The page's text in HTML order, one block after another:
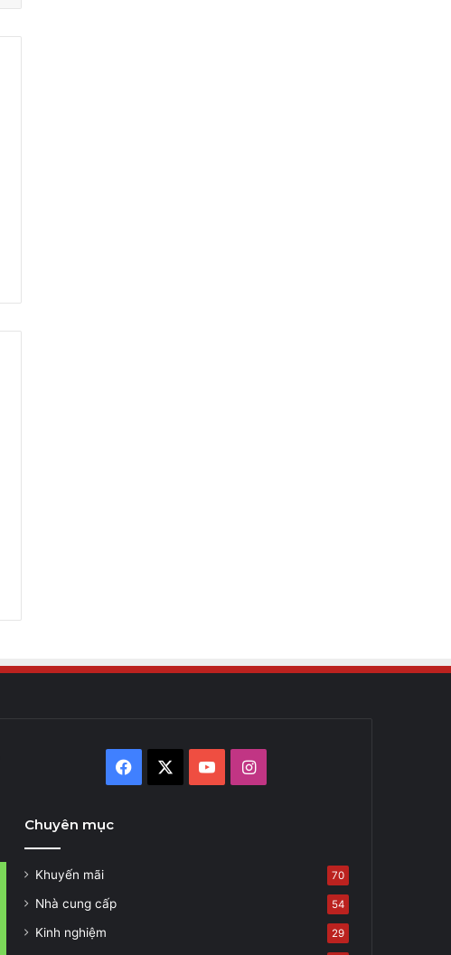
Facebook YouTubeInstagram
Chuyên mục
Khuyến mãi 70
Nhà cung cấp 54
Kinh nghiệm 29